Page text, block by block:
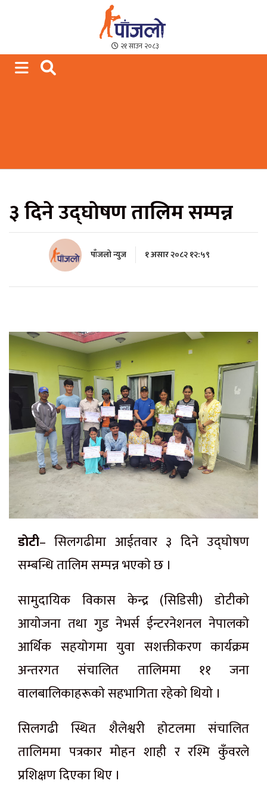
Paajalo News
We are from Far West Nepal
२१ साउन २०८३
३ दिने उद्घाेषण तालिम सम्पन्न
पाँजलो न्युज १ असार २०८२ १२:५९
डाेटी– सिलगढीमा आईतवार ३ दिने उद्घाेषण
सम्बन्धि तालिम सम्पन्न भएकाे छ ।
सामुदायिक विकास केन्द्र (सिडिसी) डाेटीकाे
आयाेजना तथा गुड नेभर्स ईन्टरनेशनल नेपालकाे
आर्थिक सहयाेगमा युवा सशक्तीकरण कार्यक्रम
अन्तरगत संचालित तालिममा ११ जना
वालबालिकाहरूकाे सहभागिता रहेकाे थियाे ।
सिलगढी स्थित शैलेश्वरी हाेटलमा संचालित
तालिममा पत्रकार माेहन शाही र रश्मि कुँवरले
प्रशिक्षण दिएका थिए ।